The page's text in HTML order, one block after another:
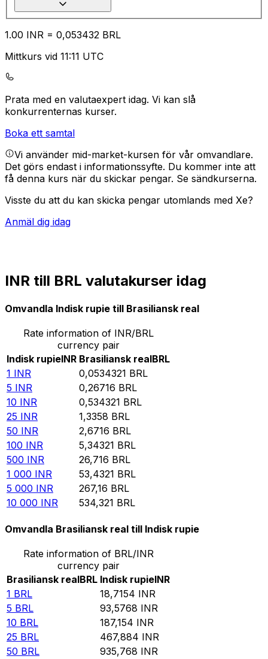
1.00 INR = 0,053432 BRL
Mittkurs vid 11:11 UTC
Prata med en valutaexpert idag. Vi kan slå
konkurrenternas kurser.
Boka ett samtal
Vi använder mid-market-kursen för vår omvandlare.
Det görs endast i informationssyfte. Du kommer inte att
få denna kurs när du skickar pengar. Se sändkurserna.
Visste du att du kan skicka pengar utomlands med Xe?
Anmäl dig idag
INR till BRL valutakurser idag
Omvandla Indisk rupie till Brasiliansk real
Rate information of INR/BRL
currency pair
Indisk rupieINR Brasiliansk realBRL
1 INR 0,0534321 BRL
5 INR 0,26716 BRL
10 INR 0,534321 BRL
25 INR 1,3358 BRL
50 INR 2,6716 BRL
100 INR 5,34321 BRL
500 INR 26,716 BRL
1 000 INR 53,4321 BRL
5 000 INR 267,16 BRL
10 000 INR 534,321 BRL
Omvandla Brasiliansk real till Indisk rupie
Rate information of BRL/INR
currency pair
Brasiliansk realBRL Indisk rupieINR
1 BRL 18,7154 INR
5 BRL 93,5768 INR
10 BRL 187,154 INR
25 BRL 467,884 INR
50 BRL 935,768 INR